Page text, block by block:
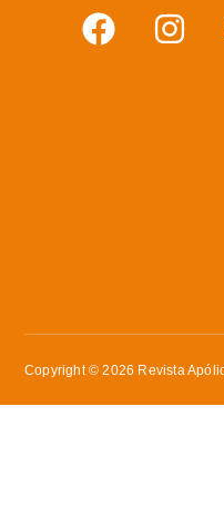
Copyright © 2026 Revista